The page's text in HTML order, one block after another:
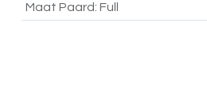
Maat Paard: Full